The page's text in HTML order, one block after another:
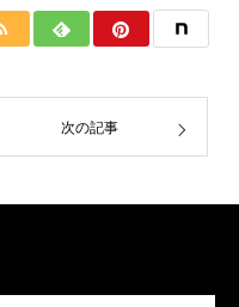
次の記事